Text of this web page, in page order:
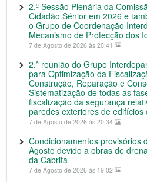
2.ª Sessão Plenária da
Cidadão Sénior em 2026 e
o Grupo de Coordenação
Mecanismo de Protecção dos
7 de Agosto de 2026 às 20:41
2.ª reunião do Grupo
para Optimização da
Construção, Reparação e
Sistematização de todas as
fiscalização da segurança
paredes exteriores de
7 de Agosto de 2026 às 20:34
Condicionamentos provisórios
Agosto devido a obras de
da Cabrita
7 de Agosto de 2026 às 19:02